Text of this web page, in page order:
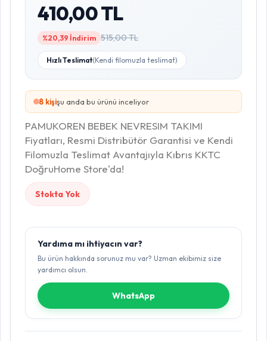
410,00 TL
%20,39 İndirim 515,00 TL
Hızlı Teslimat(Kendi filomuzla teslimat)
8 kişişu anda bu ürünü inceliyor
PAMUKOREN BEBEK NEVRESIM TAKIMI
Fiyatları, Resmi Distribütör Garantisi ve Kendi
Filomuzla Teslimat Avantajıyla Kıbrıs KKTC
DoğruHome Store'da!
Stokta Yok
Yardıma mı ihtiyacın var?
Bu ürün hakkında sorunuz mu var? Uzman ekibimiz size
yardımcı olsun.
WhatsApp